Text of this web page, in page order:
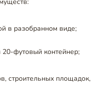
в разобранном виде;
20-футовый контейнер;
строительных площадок,